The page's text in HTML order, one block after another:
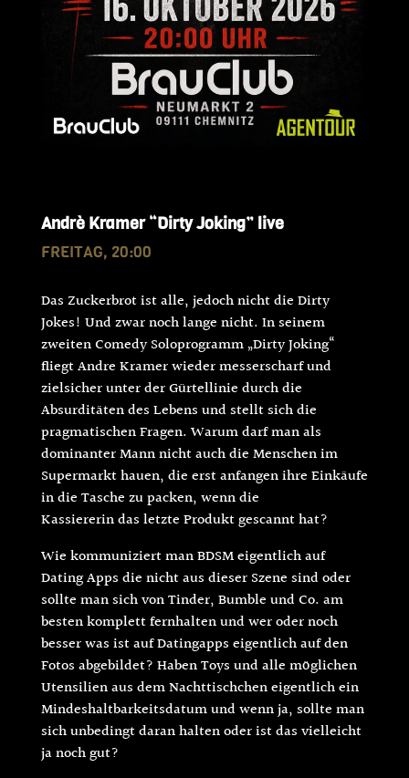
Andrè Kramer “Dirty Joking” live
FREITAG, 20:00
Das Zuckerbrot ist alle, jedoch nicht die Dirty
Jokes! Und zwar noch lange nicht. In seinem
zweiten Comedy Soloprogramm „Dirty Joking“
fliegt Andre Kramer wieder messerscharf und
zielsicher unter der Gürtellinie durch die
Absurditäten des Lebens und stellt sich die
pragmatischen Fragen. Warum darf man als
dominanter Mann nicht auch die Menschen im
Supermarkt hauen, die erst anfangen ihre Einkäufe
in die Tasche zu packen, wenn die
Kassiererin das letzte Produkt gescannt hat?
Wie kommuniziert man BDSM eigentlich auf
Dating Apps die nicht aus dieser Szene sind oder
sollte man sich von Tinder, Bumble und Co. am
besten komplett fernhalten und wer oder noch
besser was ist auf Datingapps eigentlich auf den
Fotos abgebildet? Haben Toys und alle möglichen
Utensilien aus dem Nachttischchen eigentlich ein
Mindeshaltbarkeitsdatum und wenn ja, sollte man
sich unbedingt daran halten oder ist das vielleicht
ja noch gut?